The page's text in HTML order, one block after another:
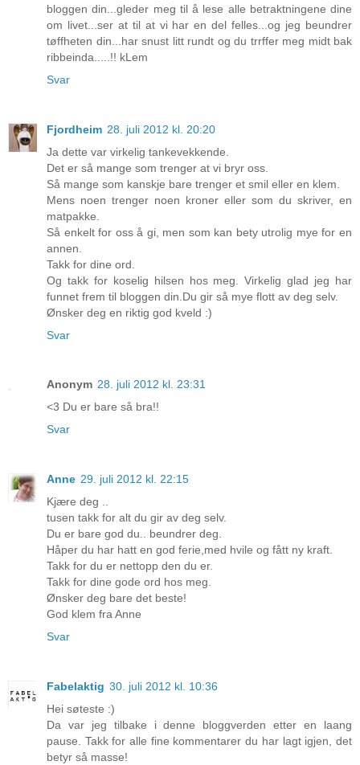
bloggen din...gleder meg til å lese alle betraktningene dine
om livet...ser at til at vi har en del felles...og jeg beundrer
tøffheten din...har snust litt rundt og du trrffer meg midt bak
ribbeinda.....!! kLem
Svar
Fjordheim 28. juli 2012 kl. 20:20
Ja dette var virkelig tankevekkende.
Det er så mange som trenger at vi bryr oss.
Så mange som kanskje bare trenger et smil eller en klem.
Mens noen trenger noen kroner eller som du skriver, en
matpakke.
Så enkelt for oss å gi, men som kan bety utrolig mye for en
annen.
Takk for dine ord.
Og takk for koselig hilsen hos meg. Virkelig glad jeg har
funnet frem til bloggen din.Du gir så mye flott av deg selv.
Ønsker deg en riktig god kveld :)
Svar
Anonym 28. juli 2012 kl. 23:31
<3 Du er bare så bra!!
Svar
Anne 29. juli 2012 kl. 22:15
Kjære deg ..
tusen takk for alt du gir av deg selv.
Du er bare god du.. beundrer deg.
Håper du har hatt en god ferie,med hvile og fått ny kraft.
Takk for du er nettopp den du er.
Takk for dine gode ord hos meg.
Ønsker deg bare det beste!
God klem fra Anne
Svar
Fabelaktig 30. juli 2012 kl. 10:36
Hei søteste :)
Da var jeg tilbake i denne bloggverden etter en laang
pause. Takk for alle fine kommentarer du har lagt igjen, det
betyr så masse!